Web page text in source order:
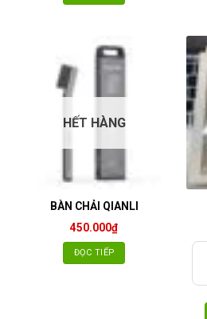
HẾT HÀNG
BÀN CHẢI QIANLI
450.000₫
ĐỌC TIẾP